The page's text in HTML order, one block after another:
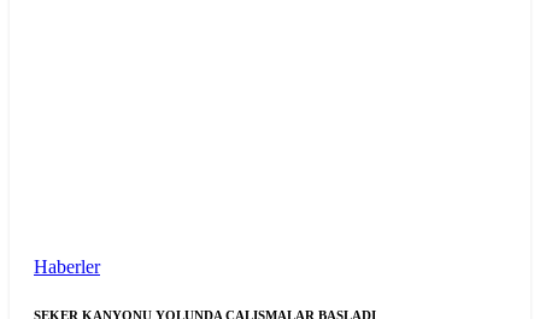
Haberler
ŞEKER KANYONU YOLUNDA ÇALIŞMALAR BAŞLADI